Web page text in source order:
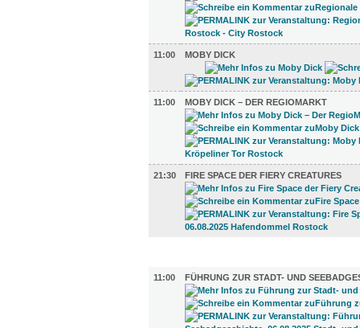
11:00 MOBY DICK
11:00 MOBY DICK – DER REGIOMARKT
21:30 FIRE SPACE DER FIERY CREATURES
11:00
FÜHRUNG ZUR STADT- UND